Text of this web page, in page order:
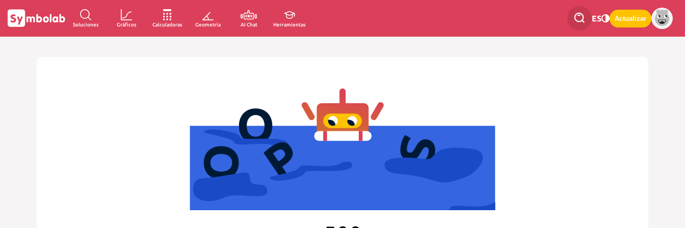
Soluciones Gráficos Calculadoras Geometría AI Chat Herramientas
ES Actualizar